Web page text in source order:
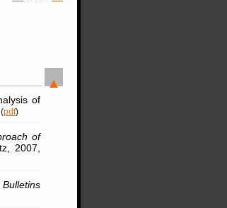
of
(pdf)
of
2007,
Bulletins